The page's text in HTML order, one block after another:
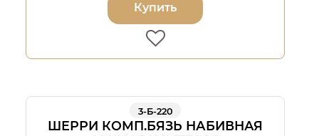
Купить
3-Б-220
ШЕРРИ КОМП.БЯЗЬ НАБИВНАЯ